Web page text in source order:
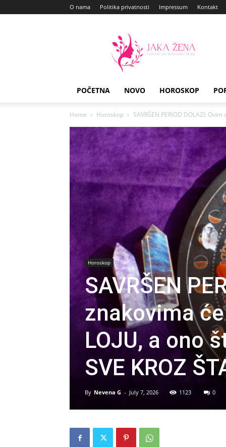
O nama Politika privatnosti Impressum Kontakt
Zena
POČETNA NOVO HOROSKOP
Home Horoskop SAVRŠEN PERIOD DOLAZI:
Horoskop
SAVRŠEN
znakovima
LOJU, a ono
SVE KROZ
By Nevena G - July 7, 2026 1123 0